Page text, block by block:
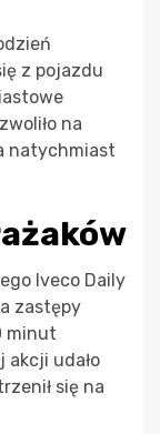
z pojazdu
na
natychmiast
Iveco Daily
zastępy
minut
akcji udało
się na